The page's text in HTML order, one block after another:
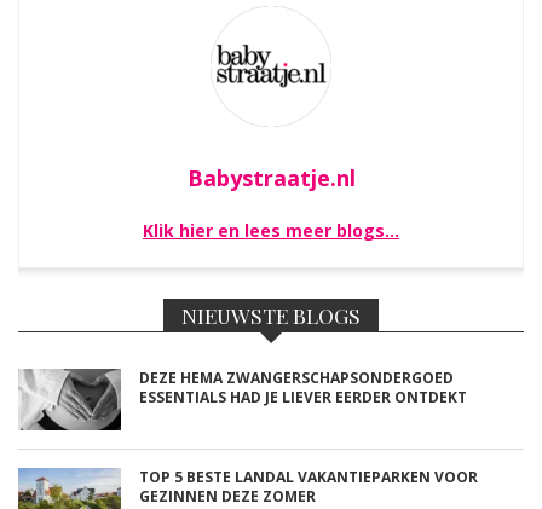
Babystraatje.nl
Klik hier en lees meer blogs…
NIEUWSTE BLOGS
DEZE HEMA ZWANGERSCHAPSONDERGOED
ESSENTIALS HAD JE LIEVER EERDER ONTDEKT
TOP 5 BESTE LANDAL VAKANTIEPARKEN VOOR
GEZINNEN DEZE ZOMER